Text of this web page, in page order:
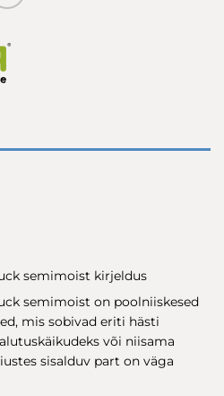
semimoist kirjeldus
semimoist on poolniiskesed
mis sobivad eriti hästi
või niisama
sisalduv part on väga